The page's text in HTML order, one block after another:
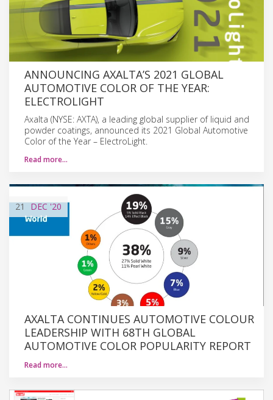
ANNOUNCING AXALTA’S 2021 GLOBAL
AUTOMOTIVE COLOR OF THE YEAR:
ELECTROLIGHT
Axalta (NYSE: AXTA), a leading global supplier of liquid and
powder coatings, announced its 2021 Global Automotive
Color of the Year – ElectroLight.
Read more…
21 DEC'20
AXALTA CONTINUES AUTOMOTIVE COLOUR
LEADERSHIP WITH 68TH GLOBAL
AUTOMOTIVE COLOR POPULARITY REPORT
Read more…